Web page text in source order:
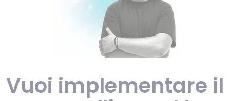
Vuoi implementare il